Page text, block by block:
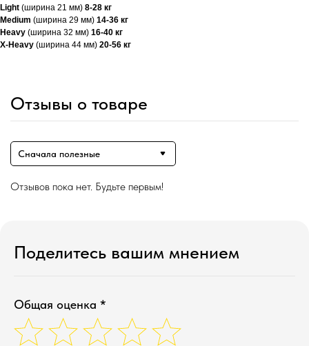
Light (ширина 21 мм) 8-28 кг
Medium (ширина 29 мм) 14-36 кг
Heavy (ширина 32 мм) 16-40 кг
X-Heavy (ширина 44 мм) 20-56 кг
Отзывы о товаре
Сначала полезные
Отзывов пока нет. Будьте первым!
Поделитесь вашим мнением
Общая оценка *